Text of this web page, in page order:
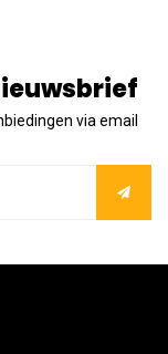
via email